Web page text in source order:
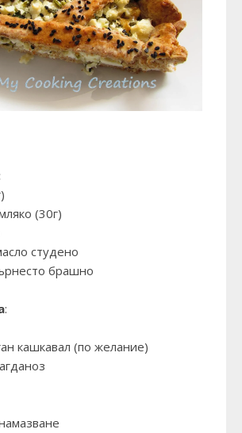
(30г)
студено
брашно
:
кашкавал (по желание)